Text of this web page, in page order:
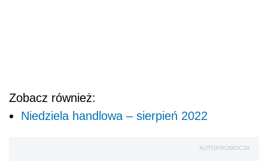
Zobacz również:
Niedziela handlowa – sierpień 2022
AUTOPROMOCJA